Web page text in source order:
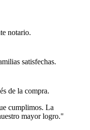
notario.
satisfechas.
de la compra.
cumplimos. La
mayor logro."